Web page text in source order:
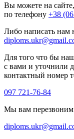
Вы можете на
по телефону +38
Либо написать нам
Для того что бы
с вами и уточнили
контактный номер
097 721-76-84
Мы вам перезвоним